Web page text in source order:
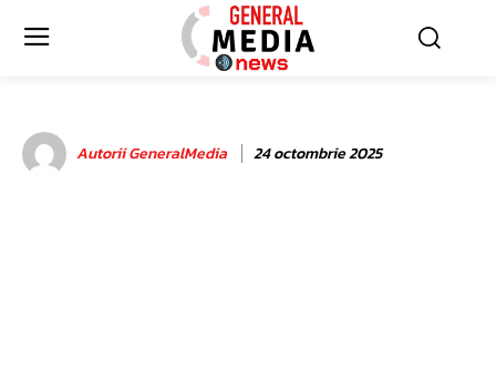
Autorii GeneralMedia 24 octombrie 2025